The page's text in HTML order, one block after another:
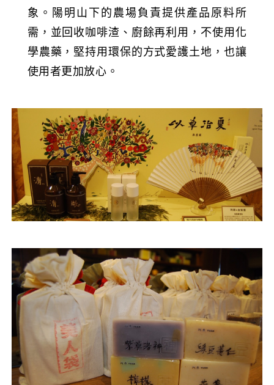
象。陽明山下的農場負責提供產品原料所
需，並回收咖啡渣、廚餘再利用，不使用化
學農藥，堅持用環保的方式愛護土地，也讓
使用者更加放心。